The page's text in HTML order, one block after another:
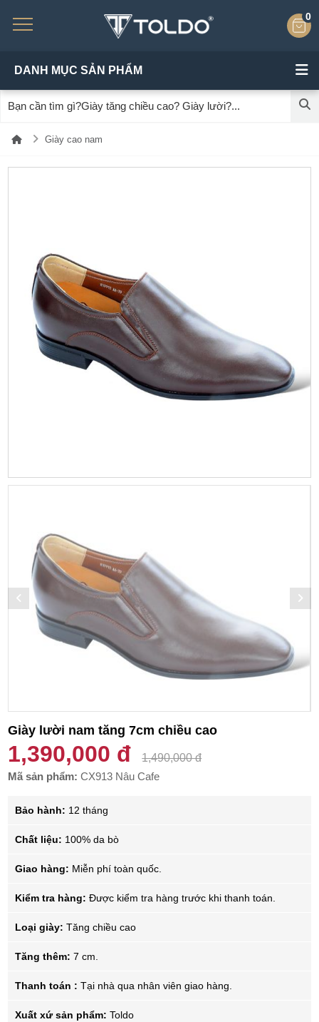
0
DANH MỤC SẢN PHẨM
Giày cao nam
Giày lười nam tăng 7cm chiều cao
1,390,000 đ
1,490,000 đ
Mã sản phẩm:CX913 Nâu Cafe
Bảo hành: 12 tháng
Chất liệu: 100% da bò
Giao hàng: Miễn phí toàn quốc.
Kiểm tra hàng: Được kiểm tra hàng trước khi thanh toán.
Loại giày: Tăng chiều cao
Tăng thêm: 7 cm.
Thanh toán : Tại nhà qua nhân viên giao hàng.
Xuất xứ sản phẩm: Toldo